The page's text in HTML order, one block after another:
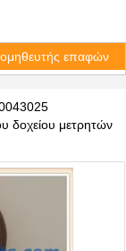
επαφών
δοχείου μετρητών